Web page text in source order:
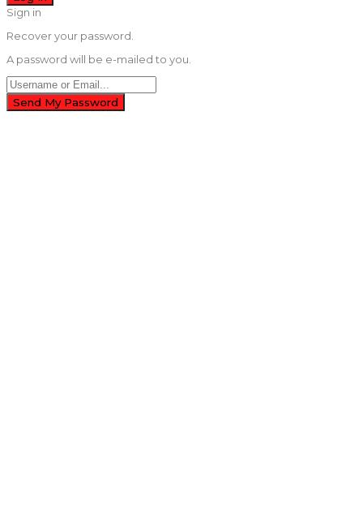
Sign in
Recover your password.
A password will be e-mailed to you.